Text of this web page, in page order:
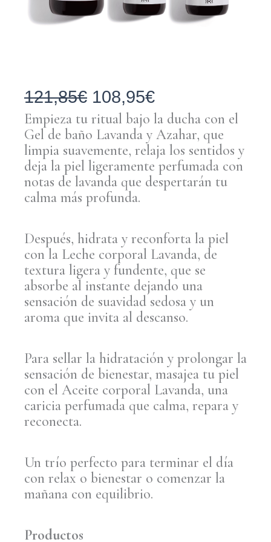
121,85€ El
precio
original
era:
108,95€El
precio
actual
es:
Empieza tu ritual bajo la ducha con el
Gel de baño Lavanda y Azahar, que
limpia suavemente, relaja los sentidos y
deja la piel ligeramente perfumada con
notas de lavanda que despertarán tu
calma más profunda.
Después, hidrata y reconforta la piel
con la Leche corporal Lavanda, de
textura ligera y fundente, que se
absorbe al instante dejando una
sensación de suavidad sedosa y un
aroma que invita al descanso.
Para sellar la hidratación y prolongar la
sensación de bienestar, masajea tu piel
con el Aceite corporal Lavanda, una
caricia perfumada que calma, repara y
reconecta.
Un trío perfecto para terminar el día
con relax o bienestar o comenzar la
mañana con equilibrio.
Productos